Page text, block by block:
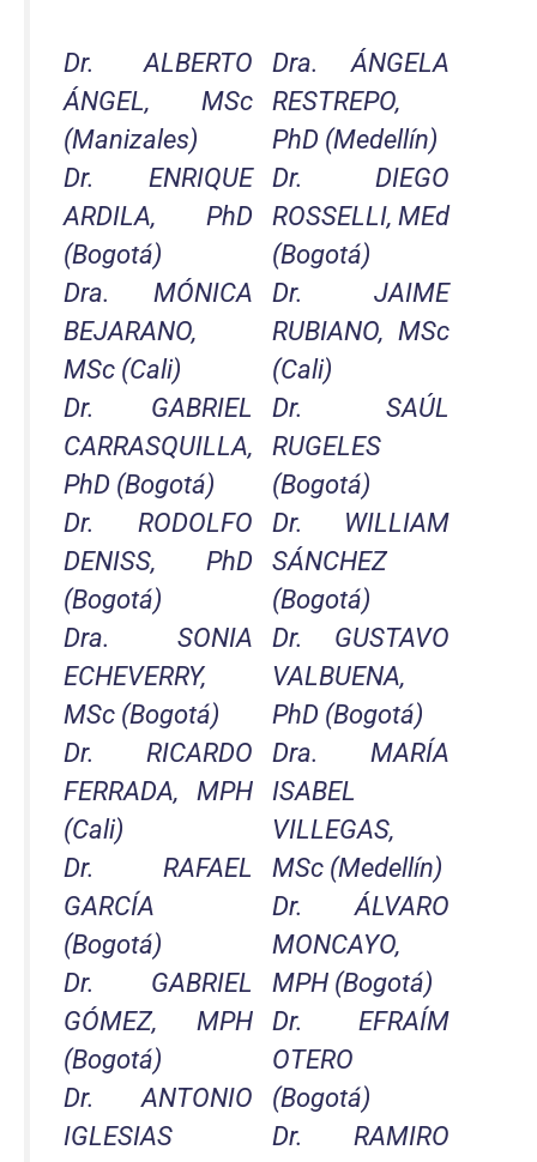
Dr. ALBERTO
ÁNGEL, MSc
(Manizales)
Dr. ENRIQUE
ARDILA, PhD
(Bogotá)
Dra. MÓNICA
BEJARANO,
MSc (Cali)
Dr. GABRIEL
CARRASQUILLA,
PhD (Bogotá)
Dr. RODOLFO
DENISS, PhD
(Bogotá)
Dra. SONIA
ECHEVERRY,
MSc (Bogotá)
Dr. RICARDO
FERRADA, MPH
(Cali)
Dr. RAFAEL
GARCÍA
(Bogotá)
Dr. GABRIEL
GÓMEZ, MPH
(Bogotá)
Dr. ANTONIO
IGLESIAS
Dra. ÁNGELA
RESTREPO,
PhD (Medellín)
Dr. DIEGO
ROSSELLI, MEd
(Bogotá)
Dr. JAIME
RUBIANO, MSc
(Cali)
Dr. SAÚL
RUGELES
(Bogotá)
Dr. WILLIAM
SÁNCHEZ
(Bogotá)
Dr. GUSTAVO
VALBUENA,
PhD (Bogotá)
Dra. MARÍA
ISABEL
VILLEGAS,
MSc (Medellín)
Dr. ÁLVARO
MONCAYO,
MPH (Bogotá)
Dr. EFRAÍM
OTERO
(Bogotá)
Dr. RAMIRO